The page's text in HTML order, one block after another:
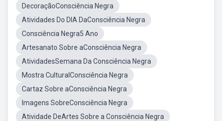
DecoraçãoConsciência Negra
Atividades Do DIA DaConsciência Negra
Consciência Negra5 Ano
Artesanato Sobre aConsciência Negra
AtividadesSemana Da Consciência Negra
Mostra CulturalConsciência Negra
Cartaz Sobre aConsciência Negra
Imagens SobreConsciência Negra
Atividade DeArtes Sobre a Consciência Negra